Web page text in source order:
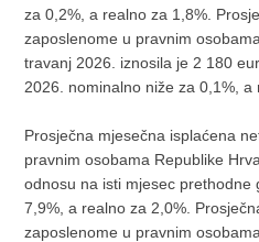
za 0,2%, a realno za 1,8%.
zaposlenome u pravnim
travanj 2026. iznosila je 2 180
2026. nominalno niže za 0,1%, a
Prosječna mjesečna isplaćena
pravnim osobama Republike
odnosu na isti mjesec prethodne
7,9%, a realno za 2,0%.
zaposlenome u pravnim